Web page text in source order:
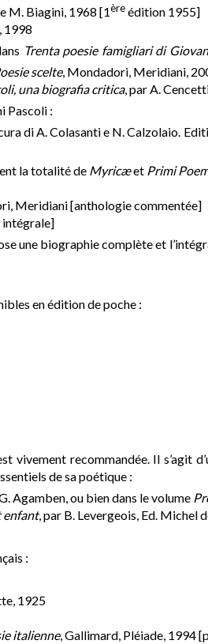
M. Biagini, 1968 [1èreédition 1955]
1998
Trenta poesie famigliari di
scelte, Mondadori, Meridiani,
una biografia critica, par A.
Pascoli :
di A. Colasanti e N. Calzolaio.
la totalité de Myricæet Primi
Meridiani [anthologie commentée]
intégrale]
une biographie complète et
en édition de poche :
vivement recommandée. Il s’agit
de sa poétique :
Agamben, ou bien dans le volume
enfant, par B. Levergeois, Ed. Michel
:
1925
italienne, Gallimard, Pléiade, 1994